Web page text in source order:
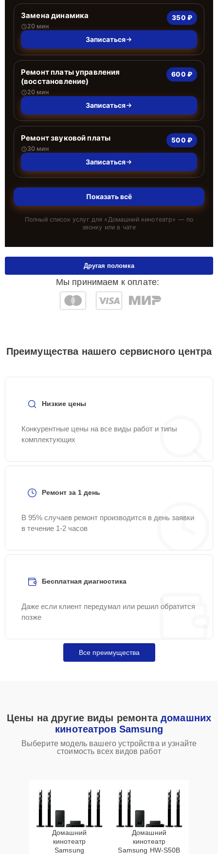
Замена динамика
20 мин
350 ₽
Записаться
Ремонт платы управления
(восстановление)
20 мин
600 ₽
Записаться
Ремонт звуковой платы
30 мин
500 ₽
Записаться
Показать всё
Полный список услуг для «Домашний кинотеатр» — по
звонку или в чате
Мы принимаем к оплате:
Другая поломка
Преимущества нашего сервисного центра
Низкие цены
Конкурентные цены на все виды работ и типы
комплектующих
Ремонт за 1 день
В 95% случаев ремонт производится в день заявки
в течение 1-2 часов
Бесплатная диагностика
Даже если клиент передумал или решил обратится
позже
Все преимущества
Цены на другие виды ремонта домашних
кинотеатров Samsung
Выберите модель вашего устройства и узнайте
стоимость всех видов работ
Домашний
кинотеатр
Samsung
Домашний
кинотеатр
Samsung HW‑S50B